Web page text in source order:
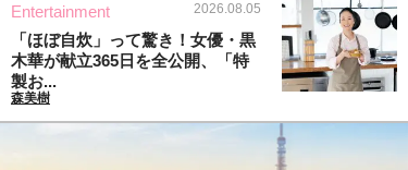
Entertainment 2026.08.05
「ほぼ自炊」って驚き！女優・黒
木華が献立365日を全公開、「特
製お...
森美樹